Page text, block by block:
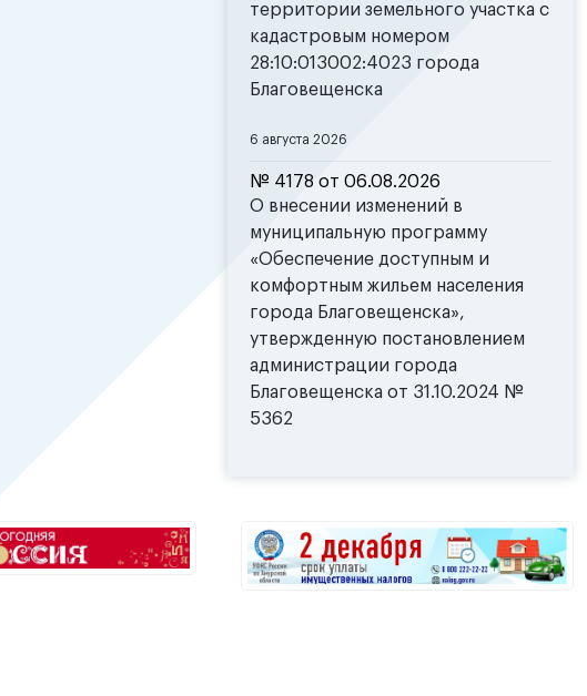
территории земельного участка с
кадастровым номером
28:10:013002:4023 города
Благовещенска
6 августа 2026
№ 4178 от 06.08.2026
О внесении изменений в
муниципальную программу
«Обеспечение доступным и
комфортным жильем населения
города Благовещенска»,
утвержденную постановлением
администрации города
Благовещенска от 31.10.2024 №
5362